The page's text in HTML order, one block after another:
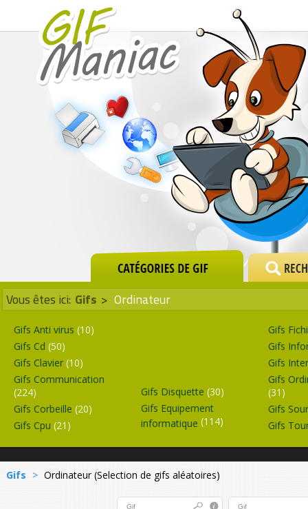
Vous êtes ici: Gifs > Ordinateur
Gifs Anti virus (10)
Gifs Cd (50)
Gifs Clavier (10)
Gifs Communication
(224)
Gifs Corbeille (20)
Gifs Cpu (21)
Gifs Disquette (30)
Gifs Equipement
informatique (114)
Gifs
Gifs
Gifs
Gifs
(31)
Gifs
Gifs
Gifs > Ordinateur (Selection de gifs aléatoires)
Gif Gif